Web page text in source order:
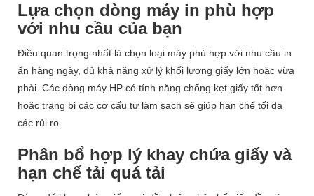
Lựa chọn dòng máy in phù hợp
với nhu cầu của bạn
Điều quan trọng nhất là chọn loại máy phù hợp với nhu cầu in
ấn hàng ngày, đủ khả năng xử lý khối lượng giấy lớn hoặc vừa
phải. Các dòng máy HP có tính năng chống kẹt giấy tốt hơn
hoặc trang bị các cơ cấu tự làm sạch sẽ giúp hạn chế tối đa
các rủi ro.
Phân bổ hợp lý khay chứa giấy và
hạn chế tải quá tải